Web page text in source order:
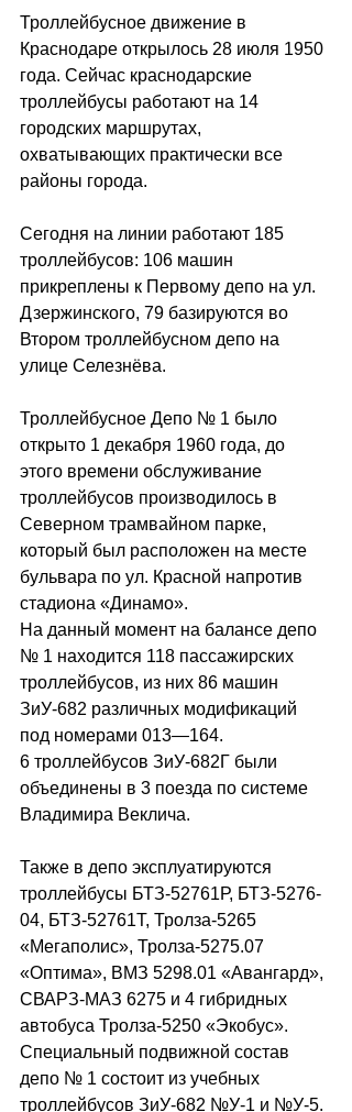
Троллейбусное движение в
Краснодаре открылось 28 июля 1950
года. Сейчас краснодарские
троллейбусы работают на 14
городских маршрутах,
охватывающих практически все
районы города.
Сегодня на линии работают 185
троллейбусов: 106 машин
прикреплены к Первому депо на ул.
Дзержинского, 79 базируются во
Втором троллейбусном депо на
улице Селезнёва.
Троллейбусное Депо № 1 было
открыто 1 декабря 1960 года, до
этого времени обслуживание
троллейбусов производилось в
Северном трамвайном парке,
который был расположен на месте
бульвара по ул. Красной напротив
стадиона «Динамо».
На данный момент на балансе депо
№ 1 находится 118 пассажирских
троллейбусов, из них 86 машин
ЗиУ-682 различных модификаций
под номерами 013—164.
6 троллейбусов ЗиУ-682Г были
объединены в 3 поезда по системе
Владимира Веклича.
Также в депо эксплуатируются
троллейбусы БТЗ-52761Р, БТЗ-5276-
04, БТЗ-52761Т, Тролза-5265
«Мегаполис», Тролза-5275.07
«Оптима», ВМЗ 5298.01 «Авангард»,
СВАРЗ-МАЗ 6275 и 4 гибридных
автобуса Тролза-5250 «Экобус».
Специальный подвижной состав
депо № 1 состоит из учебных
троллейбусов ЗиУ-682 №У-1 и №У-5.